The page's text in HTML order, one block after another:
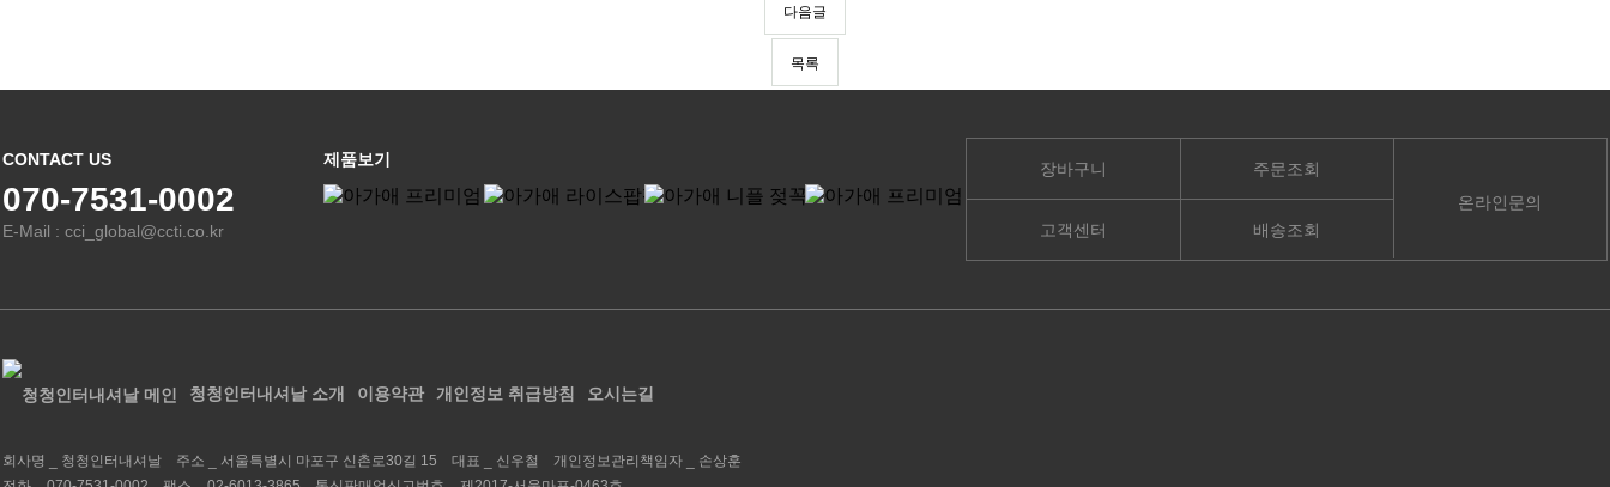
다음글
목록
CONTACT US
070-7531-0002
E-Mail : cci_global@ccti.co.kr
제품보기 장바구니
고객센터
주문조회
배송조회
온라인문의
청청인터내셔날 소개 이용약관 개인정보 취급방침 오시는길
회사명 _ 청청인터내셔날 주소 _ 서울특별시 마포구 신촌로30길 15 대표 _ 신우철 개인정보관리책임자 _
손상훈